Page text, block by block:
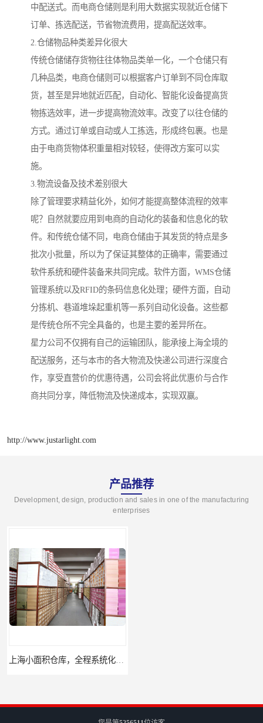
中配送式。而电商仓储则是利用大数据实现就近仓储下
订单、拣选配送，节省物流费用，提高配送效率。
2.仓储物品种类差异化很大
传统仓储储存货物往往体物品类单一化，一个仓储只有
几种品类，电商仓储则可以根据客户订单到不同仓库取
货，甚至是异地就近匹配，自动化、智能化设备提高货
物拣选效率，进一步提高物流效率。改变了以往仓储的
方式。通过订单或自动或人工拣选，形成终包裹。也是
由于电商货物体积重量相对较轻，使得改方案可以实
施。
3.物流设备及技术差别很大
除了管理要求精益化外，如何才能提高整体流程的效率
呢？自然就要应用到电商的自动化的装备和信息化的软
件。和传统仓储不同，电商仓储由于其发货的特点是多
批次小批量，所以为了保证其整体的正确率，需要通过
软件系统和硬件装备来共同完成。软件方面，WMS仓储
管理系统以及RFID的条码信息化处理；硬件方面，自动
分拣机、巷道堆垛起重机等一系列自动化设备。这些都
是传统仓所不完全具备的，也是主要的差异所在。
星力公司不仅拥有自己的运输团队，能承接上海全境的
配送服务，还与本市的各大物流及快递公司进行深度合
作，享受直营价的优惠待遇，公司会将此优惠价与合作
商共同分享，降低物流及快递成本，实现双赢。
http://www.justarlight.com
产品推荐
Development, design, production and sales in one of the manufacturing
enterprises